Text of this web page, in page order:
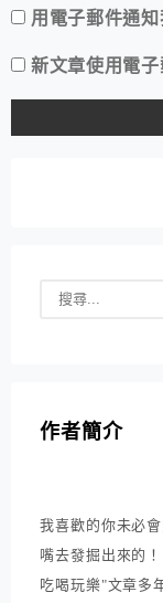
用電子郵件通
新文章使用電子
作者簡介
我喜歡的你未必
嘴去發掘出來的
吃喝玩樂"文章多